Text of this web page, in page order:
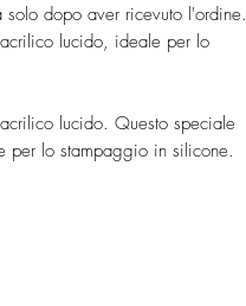
dopo aver ricevuto l'ordine.
lucido, ideale per lo
lucido. Questo speciale
per lo stampaggio in silicone.